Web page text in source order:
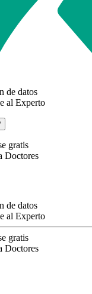
de datos
al Experto
gratis
Doctores
de datos
al Experto
gratis
Doctores